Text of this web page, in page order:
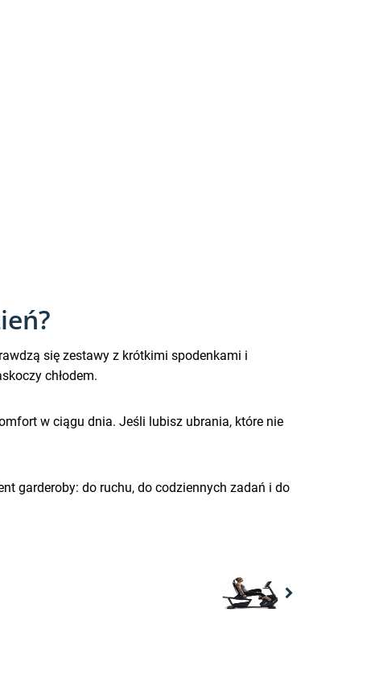
się zestawy z krótkimi spodenkami i
chłodem.
w ciągu dnia. Jeśli lubisz ubrania, które nie
garderoby: do ruchu, do codziennych zadań i do